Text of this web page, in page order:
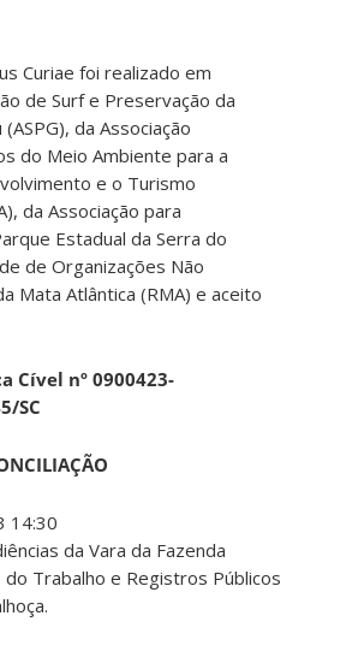
Curiae foi realizado em
de Surf e Preservação da
da Associação
do Meio Ambiente para a
e o Turismo
da Associação para
Estadual da Serra do
de Organizações Não
Mata Atlântica (RMA) e aceito
Cível nº 0900423-
SC
14:30
da Vara da Fazenda
do Trabalho e Registros Públicos